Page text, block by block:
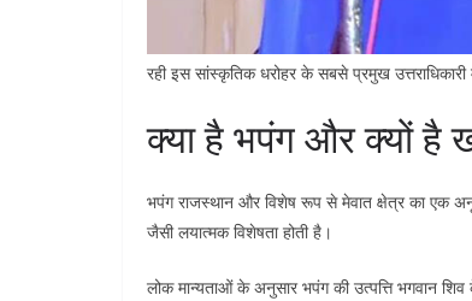
रही इस सांस्कृतिक धरोहर के सबसे प्रमुख
क्या है भपंग और क्यों है
भपंग राजस्थान और विशेष रूप से मेवात क्षेत्र का एक
जैसी लयात्मक विशेषता होती है।
लोक मान्यताओं के अनुसार भपंग की उत्पत्ति भगवान